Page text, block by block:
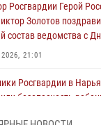
Росгвардии Герой
Золотов
состав ведомства с
21:01
Росгвардии в
безопасность